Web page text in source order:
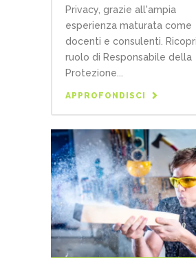
Privacy, grazie all'ampia
esperienza maturata come
docenti e consulenti.
ruolo di Responsabile della
Protezione...
APPROFONDISCI